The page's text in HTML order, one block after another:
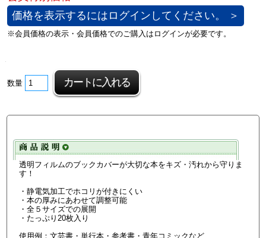
価格を表示するにはログインしてください。 ＞
数量
透明フィルムのブックカバーが大切な本をキズ・汚れから守りま
す！
・静電気加工でホコリが付きにくい
・本の厚みにあわせて調整可能
・全５サイズでの展開
・たっぷり20枚入り
使用例：文芸書・単行本・参考書・青年コミックなど